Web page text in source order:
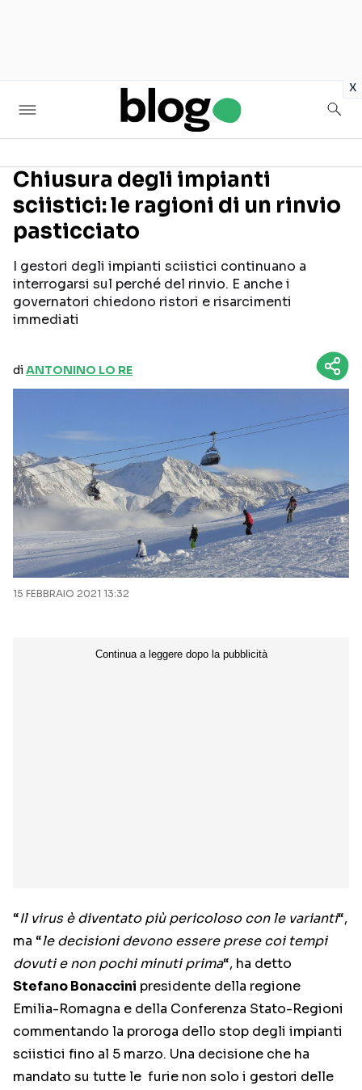
x
Seguici sui social
Chiusura degli impianti
sciistici: le ragioni di un rinvio
pasticciato
I gestori degli impianti sciistici continuano a
interrogarsi sul perché del rinvio. E anche i
governatori chiedono ristori e risarcimenti
immediati
diANTONINO LO RE
15 FEBBRAIO 2021 13:32
“Il virus è diventato più pericoloso con le varianti“,
ma “le decisioni devono essere prese coi tempi
dovuti e non pochi minuti prima“, ha detto
Stefano Bonaccini presidente della regione
Emilia-Romagna e della Conferenza Stato-Regioni
commentando la proroga dello stop degli impianti
sciistici fino al 5 marzo. Una decisione che ha
mandato su tutte le furie non solo i gestori delle